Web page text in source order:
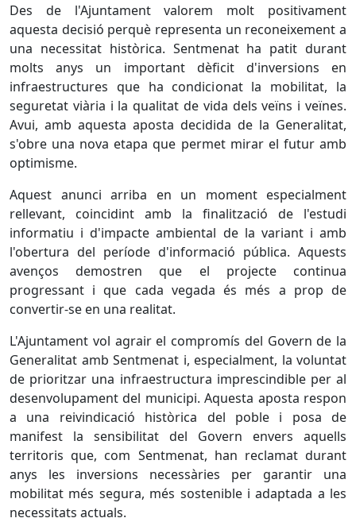
Des de l'Ajuntament valorem molt positivament
aquesta decisió perquè representa un reconeixement a
una necessitat històrica. Sentmenat ha patit durant
molts anys un important dèficit d'inversions en
infraestructures que ha condicionat la mobilitat, la
seguretat viària i la qualitat de vida dels veïns i veïnes.
Avui, amb aquesta aposta decidida de la Generalitat,
s'obre una nova etapa que permet mirar el futur amb
optimisme.
Aquest anunci arriba en un moment especialment
rellevant, coincidint amb la finalització de l'estudi
informatiu i d'impacte ambiental de la variant i amb
l'obertura del període d'informació pública. Aquests
avenços demostren que el projecte continua
progressant i que cada vegada és més a prop de
convertir-se en una realitat.
L'Ajuntament vol agrair el compromís del Govern de la
Generalitat amb Sentmenat i, especialment, la voluntat
de prioritzar una infraestructura imprescindible per al
desenvolupament del municipi. Aquesta aposta respon
a una reivindicació històrica del poble i posa de
manifest la sensibilitat del Govern envers aquells
territoris que, com Sentmenat, han reclamat durant
anys les inversions necessàries per garantir una
mobilitat més segura, més sostenible i adaptada a les
necessitats actuals.